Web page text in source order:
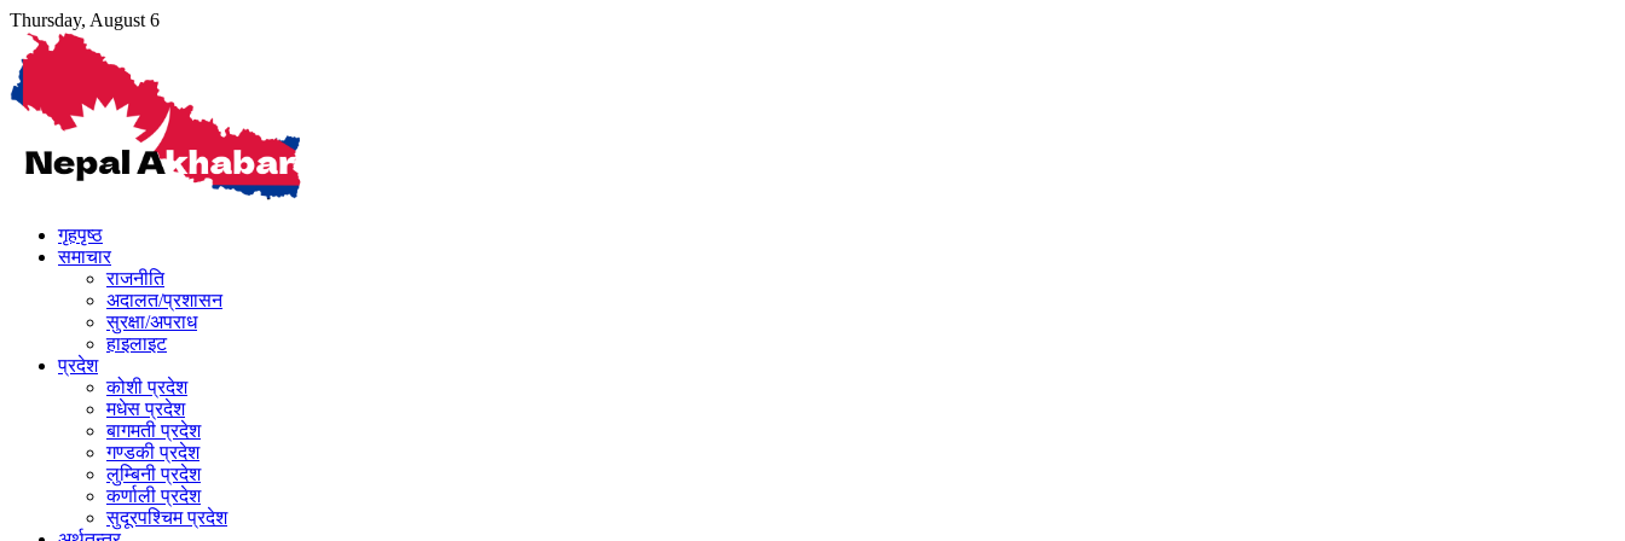
Skip
content
Thursday, August 6
गृहपृष्ठ
समाचार
राजनीति
अदालत/प्रशासन
सुरक्षा/अपराध
हाइलाइट
प्रदेश
कोशी प्रदेश
मधेस प्रदेश
बागमती प्रदेश
गण्डकी प्रदेश
लुम्बिनी प्रदेश
कर्णाली प्रदेश
सुदूरपश्चिम प्रदेश